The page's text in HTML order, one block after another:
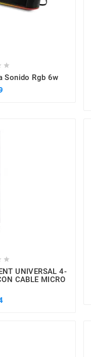

Sonido Rgb 6w

UNIVERSAL 4-
CABLE MICRO